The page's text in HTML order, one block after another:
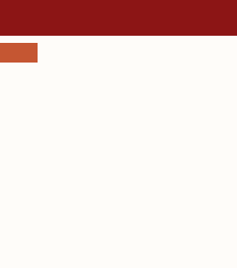
Schließen